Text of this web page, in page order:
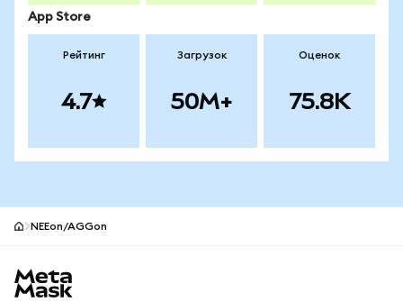
App Store
Рейтинг
4.7
Загрузок
50M+
Оценок
75.8K
NEEon/AGGon